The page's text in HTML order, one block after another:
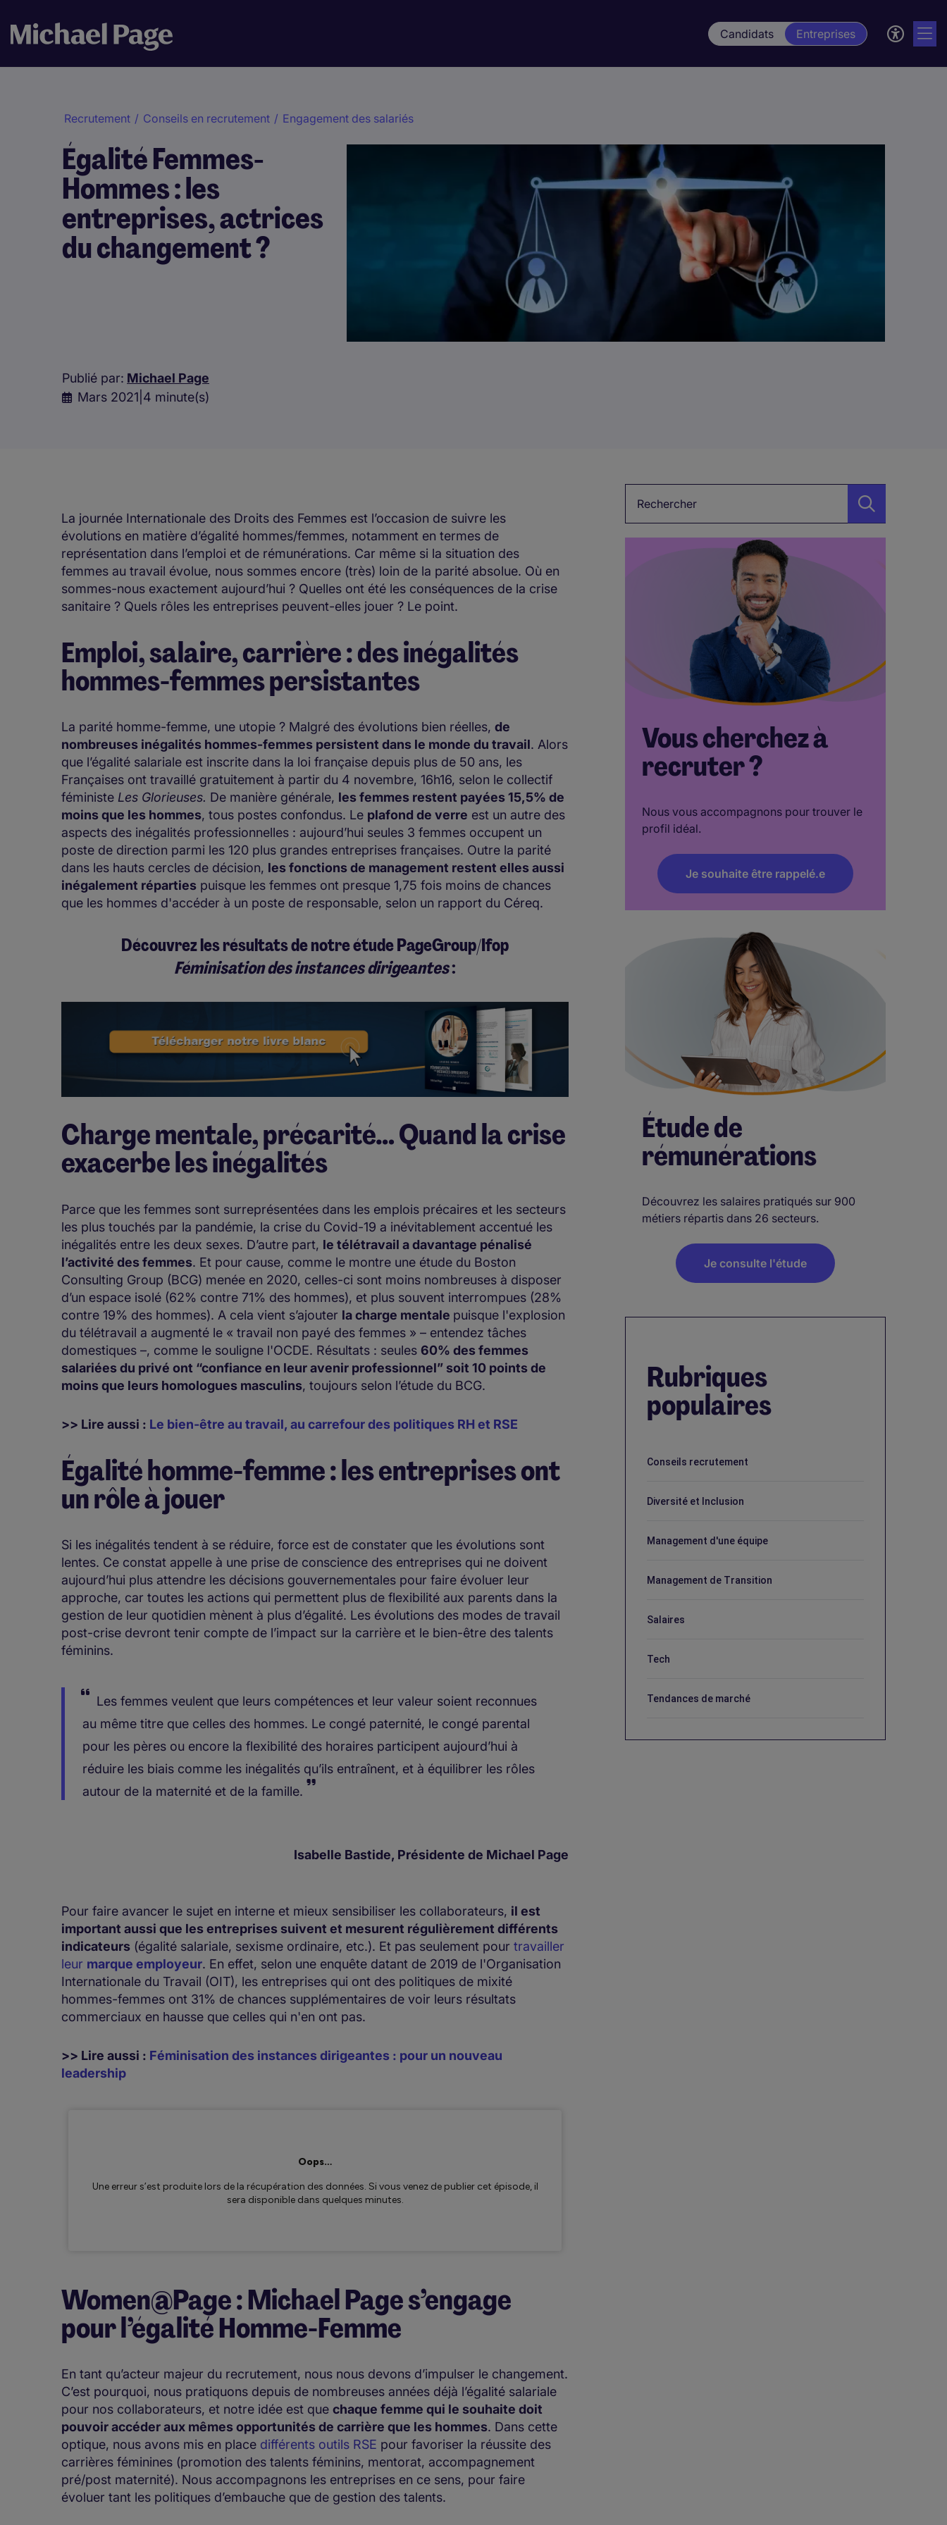
Candidats Entreprises
Recrutement / Conseils en recrutement / Engagement des salariés
Égalité Femmes-
Hommes : les
entreprises, actrices
du changement ?
Publié par: Michael Page
Mars 2021 4 minute(s)
La journée Internationale des Droits des Femmes est l’occasion de suivre les
évolutions en matière d’égalité hommes/femmes, notamment en termes de
représentation dans l’emploi et de rémunérations. Car même si la situation des
femmes au travail évolue, nous sommes encore (très) loin de la parité absolue. Où en
sommes-nous exactement aujourd’hui ? Quelles ont été les conséquences de la crise
sanitaire ? Quels rôles les entreprises peuvent-elles jouer ? Le point.
Emploi, salaire, carrière : des inégalités
hommes-femmes persistantes
La parité homme-femme, une utopie ? Malgré des évolutions bien réelles, de
nombreuses inégalités hommes-femmes persistent dans le monde du travail. Alors
que l’égalité salariale est inscrite dans la loi française depuis plus de 50 ans, les
Françaises ont travaillé gratuitement à partir du 4 novembre, 16h16, selon le collectif
féministe Les Glorieuses. De manière générale, les femmes restent payées 15,5% de
moins que les hommes, tous postes confondus. Le plafond de verre est un autre des
aspects des inégalités professionnelles : aujourd’hui seules 3 femmes occupent un
poste de direction parmi les 120 plus grandes entreprises françaises. Outre la parité
dans les hauts cercles de décision, les fonctions de management restent elles aussi
inégalement réparties puisque les femmes ont presque 1,75 fois moins de chances
que les hommes d'accéder à un poste de responsable, selon un rapport du Céreq.
Découvrez les résultats de notre étude PageGroup/Ifop
Féminisation des instances dirigeantes:
Charge mentale, précarité… Quand la crise
exacerbe les inégalités
Parce que les femmes sont surreprésentées dans les emplois précaires et les secteurs
les plus touchés par la pandémie, la crise du Covid-19 a inévitablement accentué les
inégalités entre les deux sexes. D’autre part, le télétravail a davantage pénalisé
l’activité des femmes. Et pour cause, comme le montre une étude du Boston
Consulting Group (BCG) menée en 2020, celles-ci sont moins nombreuses à disposer
d’un espace isolé (62% contre 71% des hommes), et plus souvent interrompues (28%
contre 19% des hommes). A cela vient s’ajouter la charge mentale puisque l'explosion
du télétravail a augmenté le « travail non payé des femmes » – entendez tâches
domestiques –, comme le souligne l'OCDE. Résultats : seules 60% des femmes
salariées du privé ont “confiance en leur avenir professionnel” soit 10 points de
moins que leurs homologues masculins, toujours selon l’étude du BCG.
>> Lire aussi : Le bien-être au travail, au carrefour des politiques RH et RSE
Égalité homme-femme : les entreprises ont
un rôle à jouer
Si les inégalités tendent à se réduire, force est de constater que les évolutions sont
lentes. Ce constat appelle à une prise de conscience des entreprises qui ne doivent
aujourd’hui plus attendre les décisions gouvernementales pour faire évoluer leur
approche, car toutes les actions qui permettent plus de flexibilité aux parents dans la
gestion de leur quotidien mènent à plus d’égalité. Les évolutions des modes de travail
post-crise devront tenir compte de l’impact sur la carrière et le bien-être des talents
féminins.
Les femmes veulent que leurs compétences et leur valeur soient reconnues
au même titre que celles des hommes. Le congé paternité, le congé parental
pour les pères ou encore la flexibilité des horaires participent aujourd’hui à
réduire les biais comme les inégalités qu’ils entraînent, et à équilibrer les rôles
autour de la maternité et de la famille.
Isabelle Bastide, Présidente de Michael Page
Pour faire avancer le sujet en interne et mieux sensibiliser les collaborateurs, il est
important aussi que les entreprises suivent et mesurent régulièrement différents
indicateurs (égalité salariale, sexisme ordinaire, etc.). Et pas seulement pour travailler
leur marque employeur. En effet, selon une enquête datant de 2019 de l'Organisation
Internationale du Travail (OIT), les entreprises qui ont des politiques de mixité
hommes-femmes ont 31% de chances supplémentaires de voir leurs résultats
commerciaux en hausse que celles qui n'en ont pas.
>> Lire aussi : Féminisation des instances dirigeantes : pour un nouveau
leadership
Women@Page : Michael Page s’engage
pour l’égalité Homme-Femme
En tant qu’acteur majeur du recrutement, nous nous devons d’impulser le changement.
C’est pourquoi, nous pratiquons depuis de nombreuses années déjà l’égalité salariale
pour nos collaborateurs, et notre idée est que chaque femme qui le souhaite doit
pouvoir accéder aux mêmes opportunités de carrière que les hommes. Dans cette
optique, nous avons mis en place différents outils RSE pour favoriser la réussite des
carrières féminines (promotion des talents féminins, mentorat, accompagnement
pré/post maternité). Nous accompagnons les entreprises en ce sens, pour faire
évoluer tant les politiques d’embauche que de gestion des talents.
Vous cherchez à
recruter ?
Nous vous accompagnons pour trouver le
profil idéal.
Je souhaite être rappelé.e
Étude de
rémunérations
Découvrez les salaires pratiqués sur 900
métiers répartis dans 26 secteurs.
Je consulte l'étude
Rubriques
populaires
Conseils recrutement
Diversité et Inclusion
Management d'une équipe
Management de Transition
Salaires
Tech
Tendances de marché